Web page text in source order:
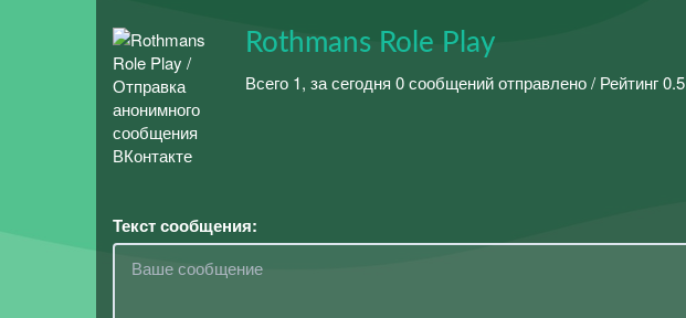
Rothmans Role Play
Всего 1, за сегодня 0 сообщений отправлено / Рейтинг 0.5
Текст сообщения: